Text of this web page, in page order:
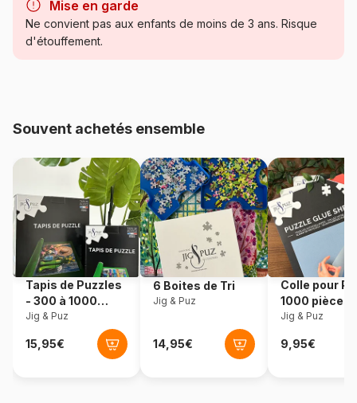
Catégorie Puzzles - Animaux de la ferme
EAN 3667232502350
Nombre de pièces 1000 pièces
Dimensions 69 x 48 cm
Matière primaire Carton
Format boîte
Mise en garde
Ne convient pas aux enfants de moins de 3 ans. Risque
d'étouffement.
Souvent achetés ensemble
Tapis de Puzzles
- 300 à 1000
pièces
Jig & Puz
6 Boites de Tri
Jig & Puz
Colle pour
1000 pièces
Jig & Puz